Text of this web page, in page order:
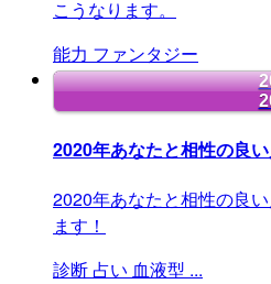
こうなります。
能力 ファンタジー
2020年あなたと相性の良
2020年あなたと相性の良
ます！
診断 占い 血液型 ...